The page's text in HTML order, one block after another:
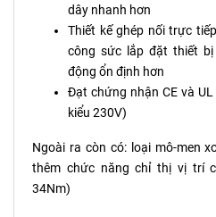
dây nhanh hơn
Thiết kế ghép nối trực
công sức lắp đặt thiết
động ổn định hơn
Đạt chứng nhận CE và
kiểu 230V)
Ngoài ra còn có: loại mô-men
thêm chức năng chỉ thị vị trí
34Nm)